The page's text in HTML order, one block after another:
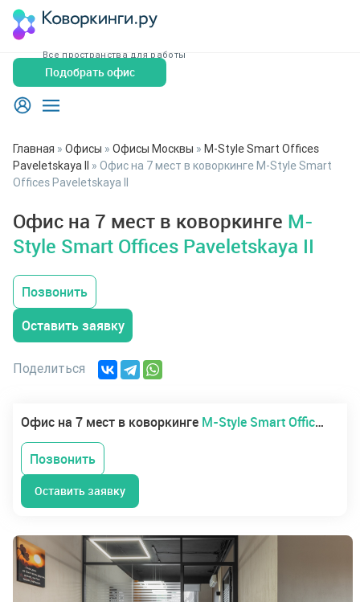
Все пространства для работы
Подобрать офис
Главная » Офисы » Офисы Москвы » M-Style Smart Offices
Paveletskaya II » Офис на 7 мест в коворкинге M-Style Smart
Offices Paveletskaya II
Офис на 7 мест в коворкинге M-
Style Smart Offices Paveletskaya II
Поделиться
Позвонить
Оставить заявку
Офис на 7 мест в коворкинге M-Style Smart Offices Paveletskaya II
Позвонить
Оставить заявку